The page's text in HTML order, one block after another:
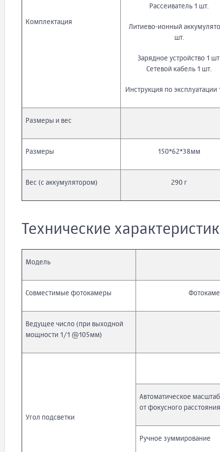
Комплектация
Рассеиватель 1 шт.
Литиево-ионный
шт.
Зарядное устройство 1
Сетевой кабель 1 шт.
Инструкция по эксплуатации
Размеры и вес
Размеры 150*62*38мм
Вес (с аккумулятором) 290 г
Технические
Модель
Совместимые фотокамеры
Ведущее число (при выходной
мощности 1/1 @105мм)
Угол подсветки
Автоматическое
от фокусного
Ручное зуммирование